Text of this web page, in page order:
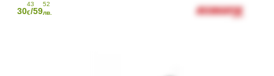
30
43
€/59
52
лв.